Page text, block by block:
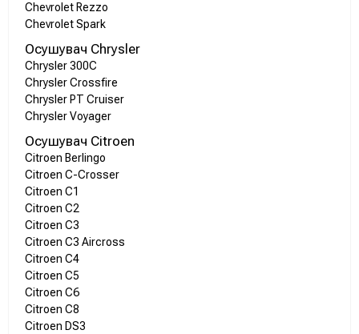
Chevrolet Rezzo
Chevrolet Spark
Осушувач Chrysler
Chrysler 300C
Chrysler Crossfire
Chrysler PT Cruiser
Chrysler Voyager
Осушувач Citroen
Citroen Berlingo
Citroen C-Crosser
Citroen C1
Citroen C2
Citroen C3
Citroen C3 Aircross
Citroen C4
Citroen C5
Citroen C6
Citroen C8
Citroen DS3